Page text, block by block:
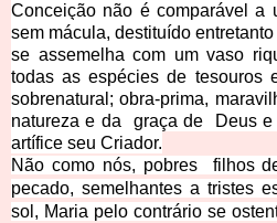
Conceição não é comparável a
sem mácula, destituído
se assemelha com um vaso
todas as espécies de tesouros
sobrenatural; obra-prima,
natureza e da
graça de Deus e
artífice seu Criador.
Não como nós, pobres
filhos
pecado, semelhantes a tristes
sol, Maria pelo contrário se